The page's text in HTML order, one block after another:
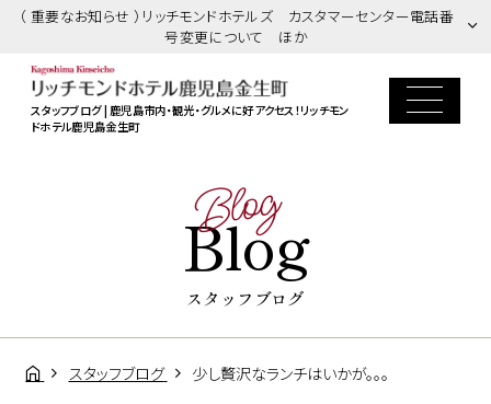
（ 重要なお知らせ ）リッチモンドホテルズ カスタマーセンター電話番
号変更について ほか
スタッフブログ | 鹿児島市内・観光・グルメに好アクセス！リッチモン
ドホテル鹿児島金生町
Blog
Blog
スタッフブログ
スタッフブログ 少し贅沢なランチはいかが。。。